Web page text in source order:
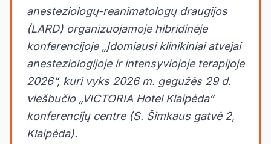
anesteziologų-reanimatologų draugijos
(LARD) organizuojamoje hibridinėje
konferencijoje „Įdomiausi klinikiniai atvejai
anesteziologijoje ir intensyviojoje terapijoje
2026“, kuri vyks 2026 m. gegužės 29 d.
viešbučio „VICTORIA Hotel Klaipėda“
konferencijų centre (S. Šimkaus gatvė 2,
Klaipėda).